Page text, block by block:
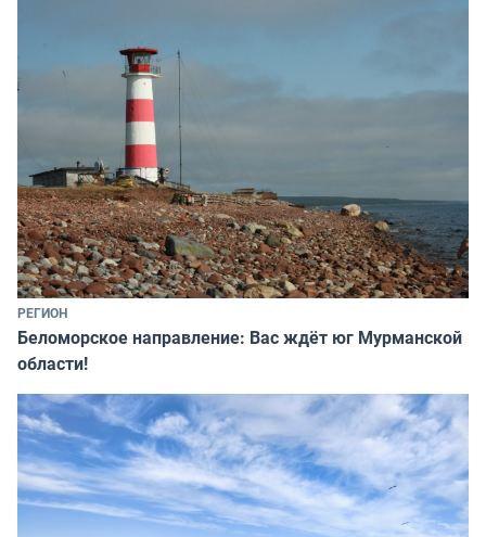
РЕГИОН
Беломорское направление: Вас ждёт юг Мурманской
области!